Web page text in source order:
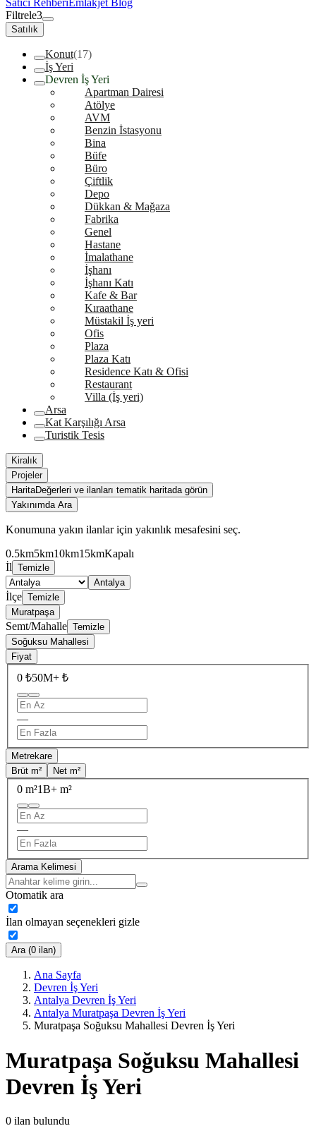
Satıcı RehberiEmlakjet Blog
Filtrele3
Satılık
Konut(17)
İş Yeri
Devren İş Yeri
Apartman Dairesi
Atölye
AVM
Benzin İstasyonu
Bina
Büfe
Büro
Çiftlik
Depo
Dükkan & Mağaza
Fabrika
Genel
Hastane
İmalathane
İşhanı
İşhanı Katı
Kafe & Bar
Kıraathane
Müstakil İş yeri
Ofis
Plaza
Plaza Katı
Residence Katı & Ofisi
Restaurant
Villa (İş yeri)
Arsa
Kat Karşılığı Arsa
Turistik Tesis
Kiralık
Projeler
HaritaDeğerleri ve ilanları tematik haritada görün
Yakınımda Ara
Konumuna yakın ilanlar için yakınlık mesafesini seç.
0.5km5km10km15kmKapalı
İl Temizle
Antalya
İlçe Temizle
Muratpaşa
Semt/Mahalle Temizle
Soğuksu Mahallesi
Fiyat
0 ₺50M+ ₺
—
Metrekare
Brüt m²
Net m²
0 m²1B+ m²
—
Arama Kelimesi
Otomatik ara
İlan olmayan seçenekleri gizle
Ara (0 ilan)
Ana Sayfa
Devren İş Yeri
Antalya Devren İş Yeri
Antalya Muratpaşa Devren İş Yeri
Muratpaşa Soğuksu Mahallesi Devren İş Yeri
Muratpaşa Soğuksu Mahallesi
Devren İş Yeri
0 ilan bulundu